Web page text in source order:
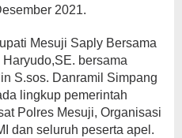
2021.
Mesuji Saply Bersama
bersama
S.sos. Danramil Simpang
lingkup pemerintah
Polres Mesuji, Organisasi
dan seluruh peserta apel.